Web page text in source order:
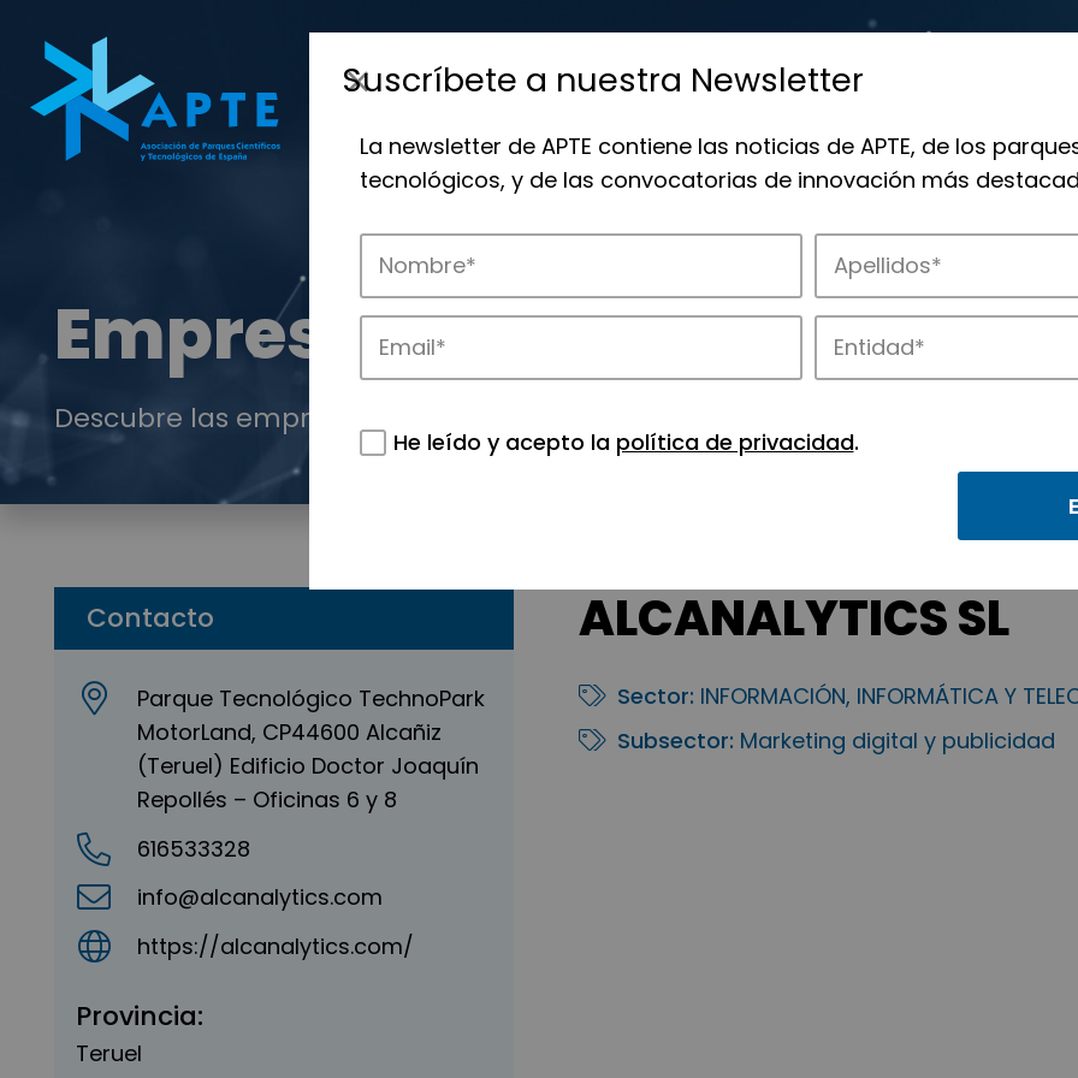
Empresas
Descubre las empresas que impulsan la innovación en los parques de APTE.
Contacto
Parque Tecnológico TechnoPark
MotorLand, CP44600 Alcañiz
(Teruel) Edificio Doctor Joaquín
Repollés – Oficinas 6 y 8
616533328
info@alcanalytics.com
https://alcanalytics.com/
Provincia:
Teruel
ALCANALYTICS SL
Sector: INFORMACIÓN, INFORMÁTICA Y
Subsector: Marketing digital y publicidad
Suscríbete a nuestra Newsletter
La newsletter de APTE contiene las noticias de APTE, de los
tecnológicos, y de las convocatorias de innovación más
He leído y acepto la política de privacidad.